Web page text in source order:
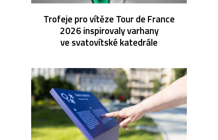
Trofeje pro vítěze Tour de France
2026 inspirovaly varhany
ve svatovítské katedrále